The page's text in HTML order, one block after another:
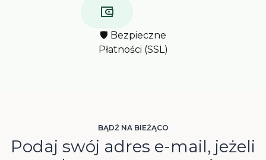
🛡️ Bezpieczne
Płatności (SSL)
BĄDŹ NA BIEŻĄCO
Podaj swój adres e-mail, jeżeli